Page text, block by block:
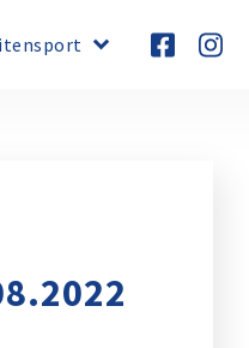
keyboard_arrow_down